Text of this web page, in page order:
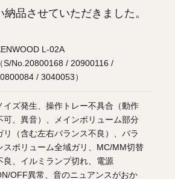
品させていただきました。
L-02A
（S/No.20800168 / 20900116 /
/ 3040053）
イズ発生、操作トレー不具合（動作
可、異音）、メインボリューム部分
リ（含む左右バランス不良）、バラ
スボリューム全域ガリ、MC/MM切替
良、イルミランプ切れ、電源
OFF異常、音のニュアンスがおか